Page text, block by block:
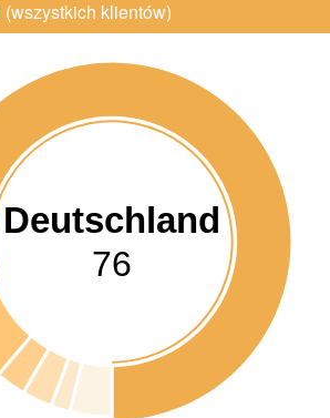
klientów)
Deutschland
76